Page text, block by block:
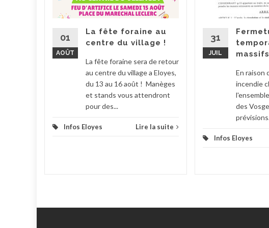
01
AOÛT
La fête foraine au
centre du village !
La fête foraine sera de retour
au centre du village a Eloyes,
du 13 au 16 août ! Manèges
et stands vous attendront
pour des...
Infos Eloyes Lire la suite
31
JUIL
En raison
incendie
des
Infos Eloyes